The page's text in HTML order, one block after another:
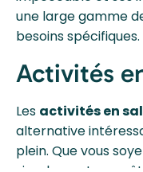
une large gamme
besoins spécifiques.
Activités
Les activités en
alternative
plein. Que vous